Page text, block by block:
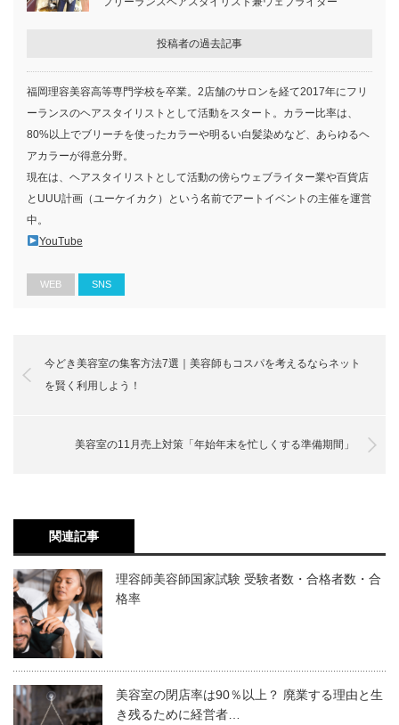
スタッフの体調管理
対人距離の確保
皮膚に触れるケープやタオルは都度消毒
会話は最小限に
「コロナ対策やっています！」安心で安全な
美容室アピール
ールを
店頭、店内にはポップでアピール
れています
日本政策金融公庫
美容室の経営を見直す
美容室もお客様も双方が安心安全なコロナ対
は
コロナの影響で美容室の資金繰りがショートしてしまうと
性も高いです。そこで、経営の資金繰り対策をいくつか紹
2020.05.16
「東京都理美容事業者の自主休業に係る給付金」とは？サロン
休業で申請できる助成金と資金繰り対策
コロナウイルスの影響で飲食店など日本全国で自営業者への休業要請が
発令されてます。ただ、理美容に関しては国の見解で「生活に必要」と
いうことで休業要請外です。そこで今回は、各都道府県が理美容事業者
に対して給付金や助成金を支給しているので、東京都の理美容事業者へ
投稿者の過去記事
福岡理容美容高等専門学校を卒業。2店舗のサロンを経て2017年にフリ
ーランスのヘアスタイリストとして活動をスタート。カラー比率は、
80%以上でブリーチを使ったカラーや明るい白髪染めなど、あらゆるヘ
アカラーが得意分野。
現在は、ヘアスタイリストとして活動の傍らウェブライター業や百貨店
とUUU計画（ユーケイカク）という名前でアートイベントの主催を運営
中。
YouTube
WEB SNS
今どき美容室の集客方法7選｜美容師もコスパを考えるならネット
を賢く利用しよう！
美容室の11月売上対策「年始年末を忙しくする準備期間」
関連記事
理容師美容師国家試験 受験者数・合格者数・合
格率
美容室の閉店率は90％以上？ 廃業する理由と生
き残るために経営者…